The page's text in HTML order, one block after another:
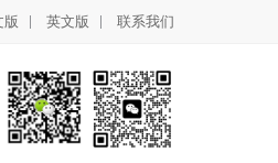
版 英文版 联系我们